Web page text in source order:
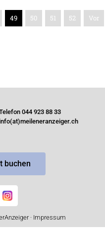
49 50 51 52 Vor
044 923 88 33
buchen
· Impressum